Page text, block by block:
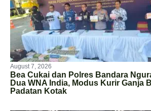
August 7, 2026
Bea Cukai dan Polres Bandara
Dua WNA India, Modus Kurir Ganja
Padatan Kotak